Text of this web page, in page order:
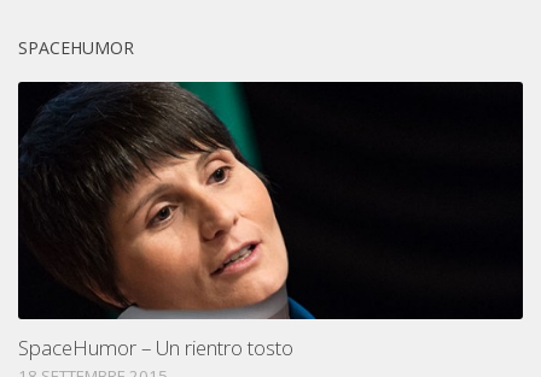
SPACEHUMOR
SpaceHumor – Un rientro tosto